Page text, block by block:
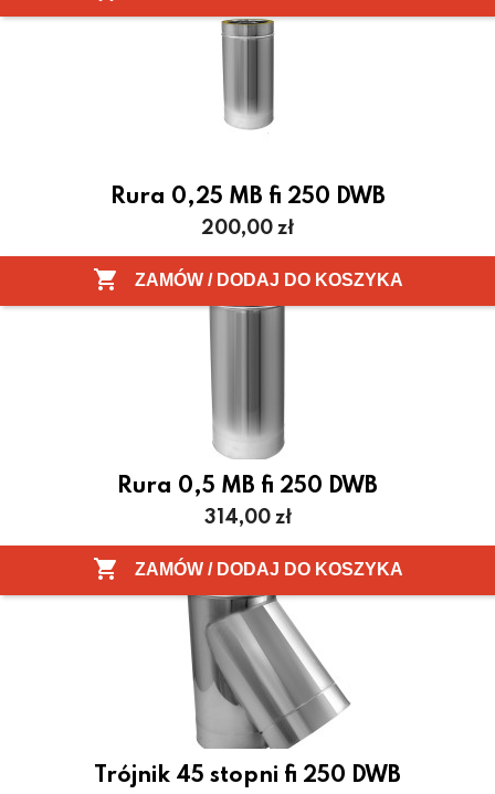
Rura 0,25 MB fi 250 DWB
Cena
200,00 zł
 ZAMÓW / DODAJ DO KOSZYKA
Rura 0,5 MB fi 250 DWB
Cena
314,00 zł
 ZAMÓW / DODAJ DO KOSZYKA
Trójnik 45 stopni fi 250 DWB